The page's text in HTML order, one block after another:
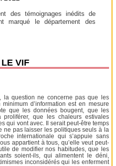
des témoignages inédits de
marqué le département des
VIF
la question ne concerne pas que les
d’information est en mesure
que les données bougent, que les
que les chaleurs estivales
qui vont avec. Il serait peut-être temps
ne pas laisser les politiques seuls à la
internationale qui s’appuie sans
appartient à tous, qu’elle veut peut-
de modifier nos habitudes, que les
soient-ils, qui alimentent le déni,
inconsidérés qui les enferment